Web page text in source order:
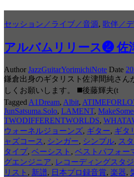
セッション／ライブ／音源, 歌伴／
アルバムリリース❷ 佐
Author JazzGuitarYorimichiNote Date
鎌倉出身のギタリスト佐津間純さん
しくお願いします。 ◼️後藤輝夫(t
Tagged A1Dream, Albit,
JunSatsuma.Solo, LAMENT,
TWODIFFERENTWORLDS,
ウォーネルジョーンズ, ギター, ギタ
ャズコース , シンガー, シンプル, ス
タイプ, ベーシスト , ベストパフォー
グエンジニア, レコーディングスタ
リスト , 新譜, 日本プロ録音賞, 楽器,